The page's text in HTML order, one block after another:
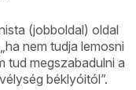
(jobboldal) oldal
nem tudja lemosni
tud megszabadulni a
béklyóitól”.